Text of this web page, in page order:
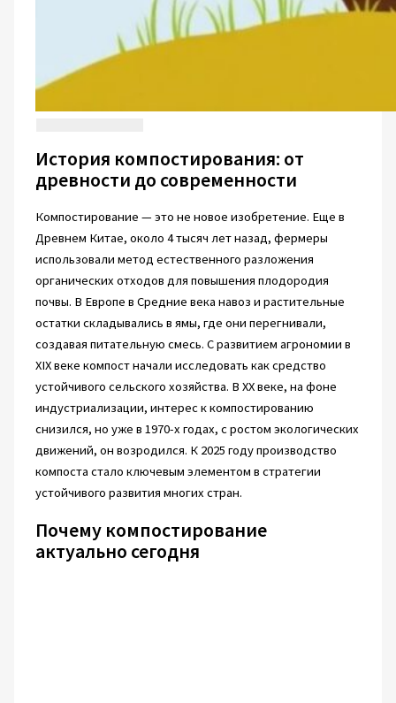
История компостирования: от
древности до современности
Компостирование — это не новое изобретение. Еще в
Древнем Китае, около 4 тысяч лет назад, фермеры
использовали метод естественного разложения
органических отходов для повышения плодородия
почвы. В Европе в Средние века навоз и растительные
остатки складывались в ямы, где они перегнивали,
создавая питательную смесь. С развитием агрономии в
XIX веке компост начали исследовать как средство
устойчивого сельского хозяйства. В XX веке, на фоне
индустриализации, интерес к компостированию
снизился, но уже в 1970-х годах, с ростом экологических
движений, он возродился. К 2025 году производство
компоста стало ключевым элементом в стратегии
устойчивого развития многих стран.
Почему компостирование
актуально сегодня